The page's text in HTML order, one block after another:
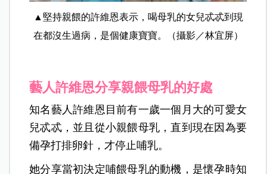
▲堅持親餵的許維恩表示，喝母乳的女兒忒忒到現
在都沒生過病，是個健康寶寶。（攝影／林宜屏）
藝人許維恩分享親餵母乳的好處
知名藝人許維恩目前有一歲一個月大的可愛女
兒忒忒，並且從小親餵母乳，直到現在因為要
備孕打排卵針，才停止哺乳。
她分享當初決定哺餵母乳的動機，是懷孕時知